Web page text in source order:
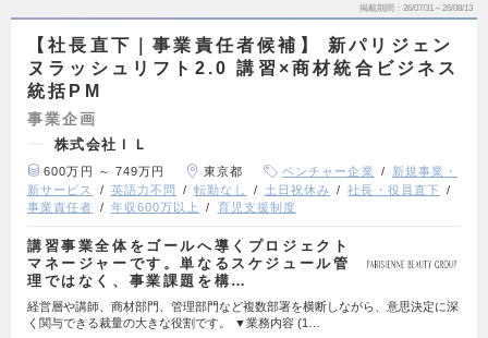
掲載期間 26/07/31～26/08/13
【社長直下｜事業責任者候補】 新パリジェン
ヌラッシュリフト2.0 講習×商材統合ビジネス
統括PM
事業企画
株式会社ＩＬ
600万円 ～ 749万円 東京都 ベンチャー企業
新規事業・
新サービス
英語力不問 転勤なし 土日祝休み
社長・役員直下
事業責任者
年収600万以上 育児支援制度
講習事業全体をゴールへ導くプロジェクト
マネージャーです。単なるスケジュール管
理ではなく、事業課題を構…
経営層や講師、商材部門、管理部門など複数部署を横断しながら、意思決定に深
く関与できる裁量の大きな役割です。 ▼業務内容 (1…